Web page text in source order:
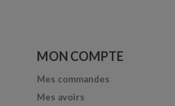
MON COMPTE
Mes commandes
Mes avoirs